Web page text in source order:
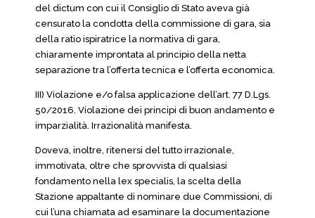
del dictum con cui il Consiglio di Stato aveva già
censurato la condotta della commissione di gara, sia
della ratio ispiratrice la normativa di gara,
chiaramente improntata al principio della netta
separazione tra l’offerta tecnica e l’offerta economica.
III) Violazione e/o falsa applicazione dell’art. 77 D.Lgs.
50/2016. Violazione dei principi di buon andamento e
imparzialità. Irrazionalità manifesta.
Doveva, inoltre, ritenersi del tutto irrazionale,
immotivata, oltre che sprovvista di qualsiasi
fondamento nella lex specialis, la scelta della
Stazione appaltante di nominare due Commissioni, di
cui l’una chiamata ad esaminare la documentazione